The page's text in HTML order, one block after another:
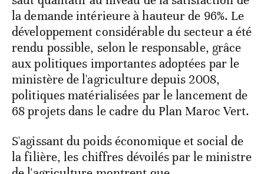
la demande intérieure à hauteur de 96%. Le
développement considérable du secteur a été
rendu possible, selon le responsable, grâce
aux politiques importantes adoptées par le
ministère de l'agriculture depuis 2008,
politiques matérialisées par le lancement de
68 projets dans le cadre du Plan Maroc Vert.
S'agissant du poids économique et social de
la filière, les chiffres dévoilés par le ministre